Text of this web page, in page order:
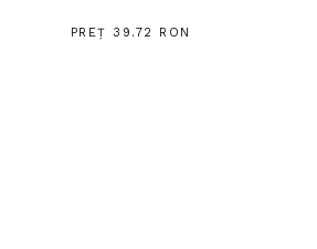
PREȚ 39.72 RON